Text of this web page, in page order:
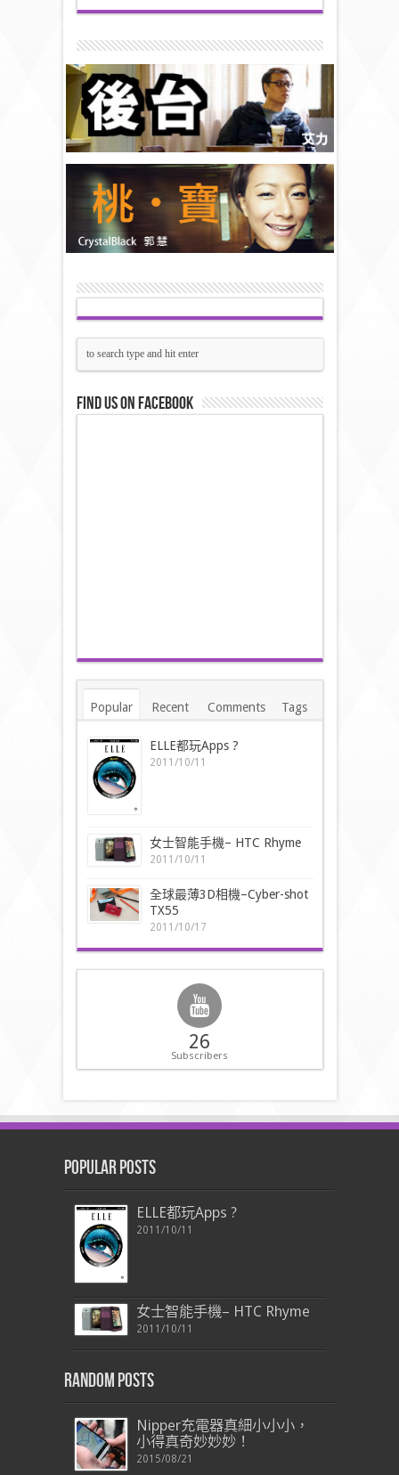
Find us on Facebook
Popular Recent Comments Tags
ELLE都玩Apps ?
2011/10/11
女士智能手機– HTC Rhyme
2011/10/11
全球最薄3D相機–Cyber-shot
TX55
2011/10/17
26
Subscribers
Popular Posts
ELLE都玩Apps ?
2011/10/11
女士智能手機– HTC Rhyme
2011/10/11
Random Posts
Nipper充電器真細小小小，
小得真奇妙妙妙！
2015/08/21